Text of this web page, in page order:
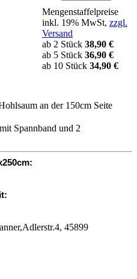
Mengenstaffelpreise
inkl. 19% MwSt, zzgl.
Versand
ab 2 Stück 38,90 €
ab 5 Stück 36,90 €
ab 10 Stück 34,90 €
an der 150cm Seite
Spannband und 2
45899